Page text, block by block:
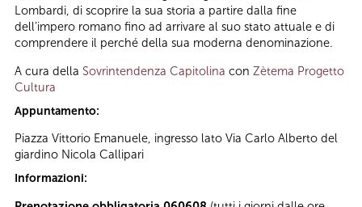
Lombardi, di scoprire la sua storia a partire dalla fine
dell’impero romano fino ad arrivare al suo stato attuale e di
comprendere il perché della sua moderna denominazione.
A cura della Sovrintendenza Capitolina con Zètema Progetto
Cultura
Appuntamento:
Piazza Vittorio Emanuele, ingresso lato Via Carlo Alberto del
giardino Nicola Callipari
Informazioni: